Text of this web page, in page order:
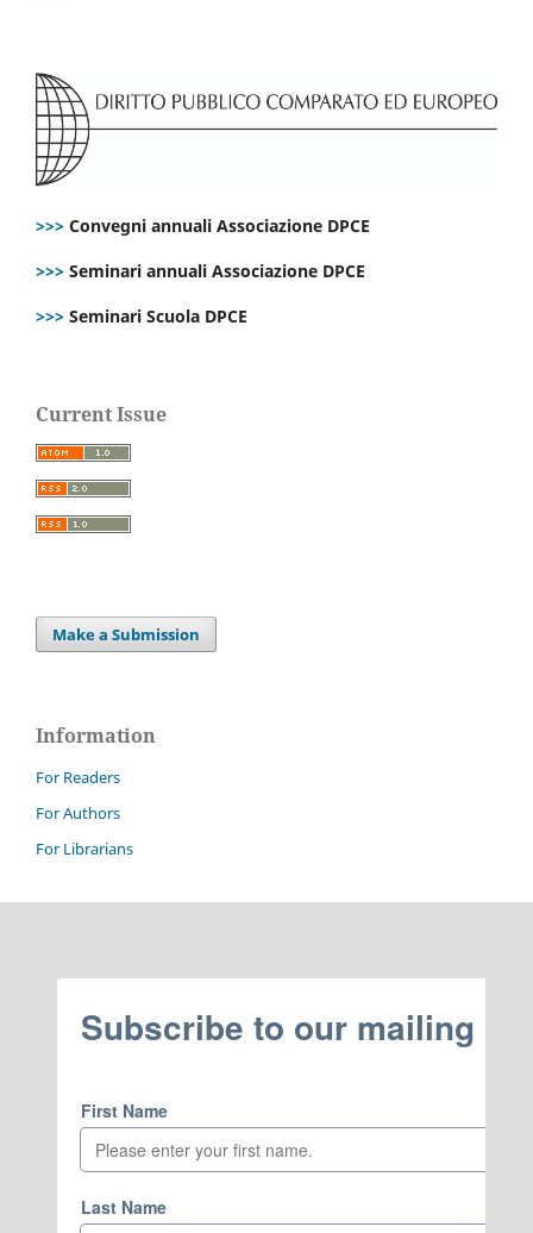
>>> Convegni annuali Associazione DPCE
>>> Seminari annuali Associazione DPCE
>>> Seminari Scuola DPCE
Current Issue
Make a Submission
Information
For Readers
For Authors
For Librarians